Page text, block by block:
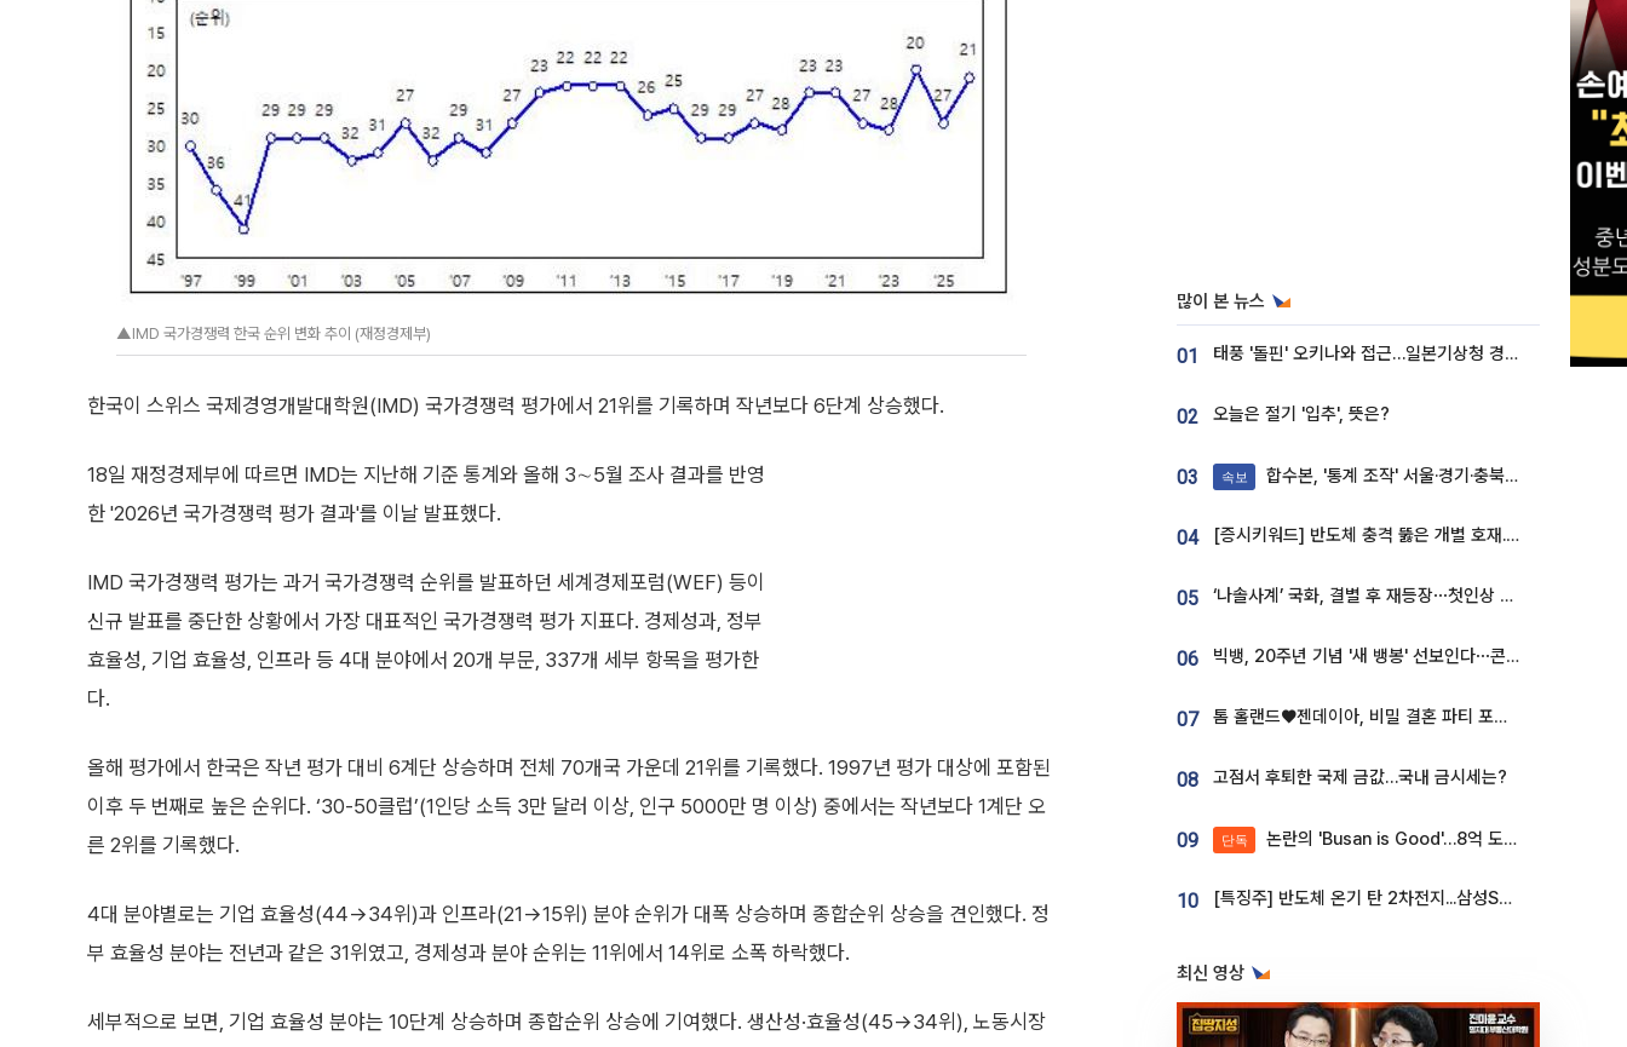
▲IMD 국가경쟁력 한국 순위 변화 추이 (재정경제부)
한국이 스위스 국제경영개발대학원(IMD) 국가경쟁력 평가에서 21위를 기록하며 작년보다 6단계 상승했다.
18일 재정경제부에 따르면 IMD는 지난해 기준 통계와 올해 3∼5월 조사 결과를 반영
한 '2026년 국가경쟁력 평가 결과'를 이날 발표했다.
IMD 국가경쟁력 평가는 과거 국가경쟁력 순위를 발표하던 세계경제포럼(WEF) 등이
신규 발표를 중단한 상황에서 가장 대표적인 국가경쟁력 평가 지표다. 경제성과, 정부
효율성, 기업 효율성, 인프라 등 4대 분야에서 20개 부문, 337개 세부 항목을 평가한
다.
올해 평가에서 한국은 작년 평가 대비 6계단 상승하며 전체 70개국 가운데 21위를 기록했다. 1997년 평가 대상에 포함된
이후 두 번째로 높은 순위다. ‘30-50클럽’(1인당 소득 3만 달러 이상, 인구 5000만 명 이상) 중에서는 작년보다 1계단 오
른 2위를 기록했다.
4대 분야별로는 기업 효율성(44→34위)과 인프라(21→15위) 분야 순위가 대폭 상승하며 종합순위 상승을 견인했다. 정
부 효율성 분야는 전년과 같은 31위였고, 경제성과 분야 순위는 11위에서 14위로 소폭 하락했다.
세부적으로 보면, 기업 효율성 분야는 10단계 상승하며 종합순위 상승에 기여했다. 생산성·효율성(45→34위), 노동시장
많이 본 뉴스
01 태풍 '돌핀' 오키나와 접근…일본기상청 경로 업데이트
02 오늘은 절기 '입추', 뜻은?
03 속보 합수본, '통계 조작' 서울·경기·충북 선관위 등 추가 압수수색
04 [증시키워드] 반도체 충격 뚫은 개별 호재...포스코퓨처엠·에코프로·한화솔루션 '눈길'
05 ‘나솔사계’ 국화, 결별 후 재등장⋯첫인상 투표 휩쓸고 ‘인기녀’ 등극
06 빅뱅, 20주년 기념 '새 뱅봉' 선보인다⋯콘서트 앞두고 팝업 개최
07 톰 홀랜드♥젠데이아, 비밀 결혼 파티 포착⋯호텔 대관비만 9억
08 고점서 후퇴한 국제 금값…국내 금시세는?
09 단독 논란의 'Busan is Good'…8억 도시브랜드, 용산 대통령실 CI 업체가 수행
10 [특징주] 반도체 온기 탄 2차전지...삼성SDI, 장 초반 7% 넘게 껑충
최신 영상